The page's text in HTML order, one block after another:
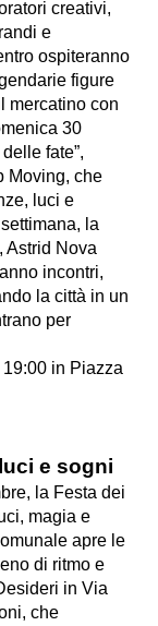
creativi,
e
ospiteranno
figure
mercatino con
30
fate”,
Moving, che
luci e
la
Astrid Nova
incontri,
la città in un
per
in Piazza
e sogni
la Festa dei
magia e
apre le
di ritmo e
in Via
che